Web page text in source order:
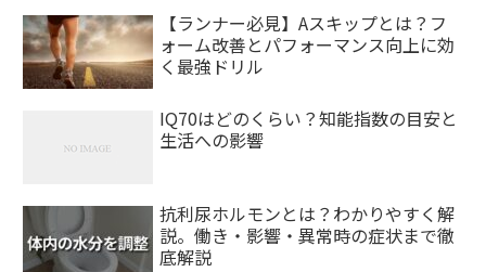
【ランナー必見】Aスキップとは？フ
ォーム改善とパフォーマンス向上に効
く最強ドリル
IQ70はどのくらい？知能指数の目安と
生活への影響
抗利尿ホルモンとは？わかりやすく解
説。働き・影響・異常時の症状まで徹
底解説